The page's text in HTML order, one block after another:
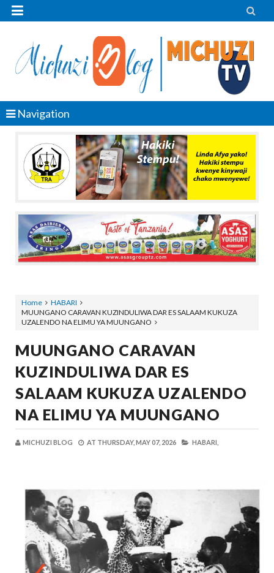
 
Navigation
Home
HABARI
MUUNGANO CARAVAN KUZINDULIWA DAR ES SALAAM KUKUZA
UZALENDO NA ELIMU YA MUUNGANO
MUUNGANO CARAVAN
KUZINDULIWA DAR ES
SALAAM KUKUZA UZALENDO
NA ELIMU YA MUUNGANO
MICHUZI BLOG AT THURSDAY, MAY 07, 2026 HABARI,